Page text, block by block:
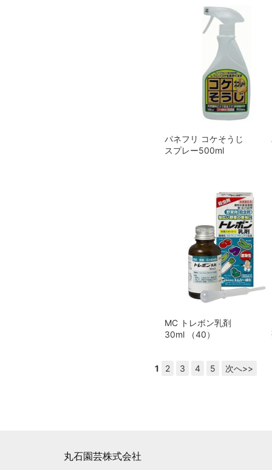
パネフリ コケそうじ
スプレー500ml
MC トレボン乳剤
30ml （40）
1 2 3 4 5 次へ>>
丸石園芸株式会社